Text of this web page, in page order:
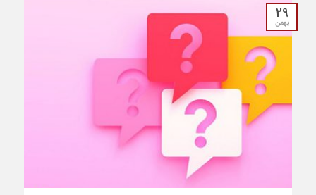
29
بهمن